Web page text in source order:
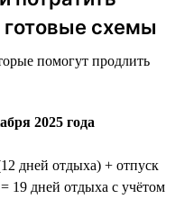
схемы
помогут продлить
2025 года
дней отдыха) + отпуск
19 дней отдыха с учётом